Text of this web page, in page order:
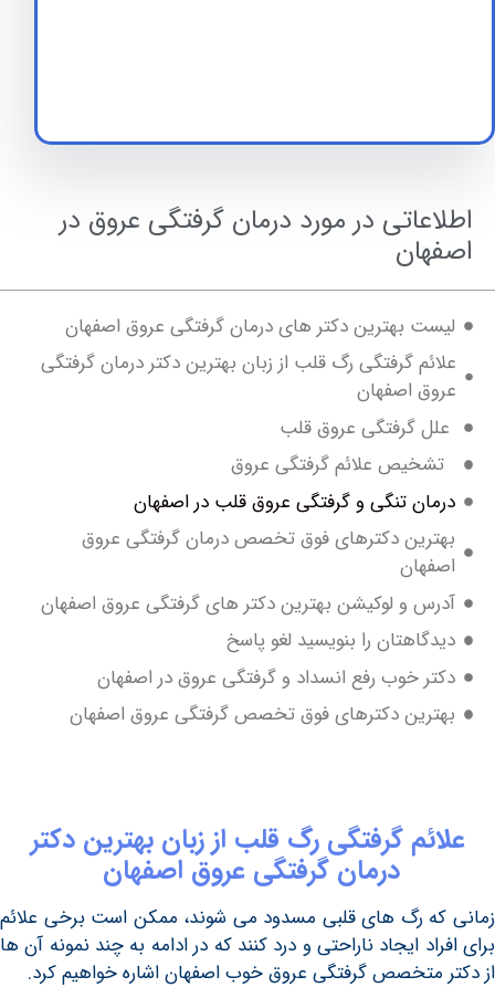
در مورد درمان گرفتگی عروق در
بهترین دکتر های درمان گرفتگی عروق اصفهان
گرفتگی رگ قلب از زبان بهترین دکتر درمان گرفتگی
اصفهان
گرفتگی عروق قلب
علائم گرفتگی عروق
تنگی و گرفتگی عروق قلب در اصفهان
دکترهای فوق تخصص درمان گرفتگی عروق
و لوکیشن بهترین دکتر های گرفتگی عروق اصفهان
را بنویسید لغو پاسخ
خوب رفع انسداد و گرفتگی عروق در اصفهان
دکترهای فوق تخصص گرفتگی عروق اصفهان
گرفتگی رگ قلب از زبان بهترین دکتر
درمان گرفتگی عروق اصفهان
رگ های قلبی مسدود می شوند، ممکن است برخی علائم
ایجاد ناراحتی و درد کنند که در ادامه به چند نمونه آن ها
متخصص گرفتگی عروق خوب اصفهان اشاره خواهیم کرد.